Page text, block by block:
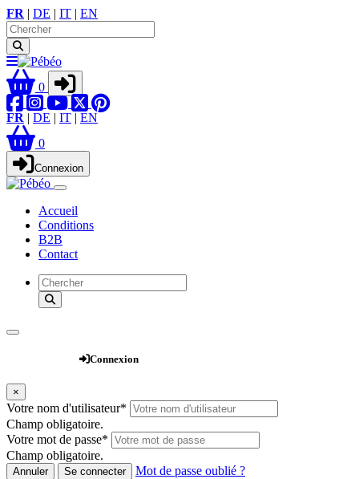
FR | DE | IT | EN
0
FR | DE | IT | EN
0
Connexion
Accueil
Conditions
B2B
Contact
Connexion
×
Votre nom d'utilisateur*
Champ obligatoire.
Votre mot de passe*
Champ obligatoire.
Annuler Se connecter
Mot de passe oublié ?